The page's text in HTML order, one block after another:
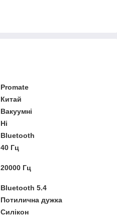
Promate
Китай
Вакуумні
Ні
Bluetooth
40 Гц
20000 Гц
Bluetooth 5.4
Потилична дужка
Силікон